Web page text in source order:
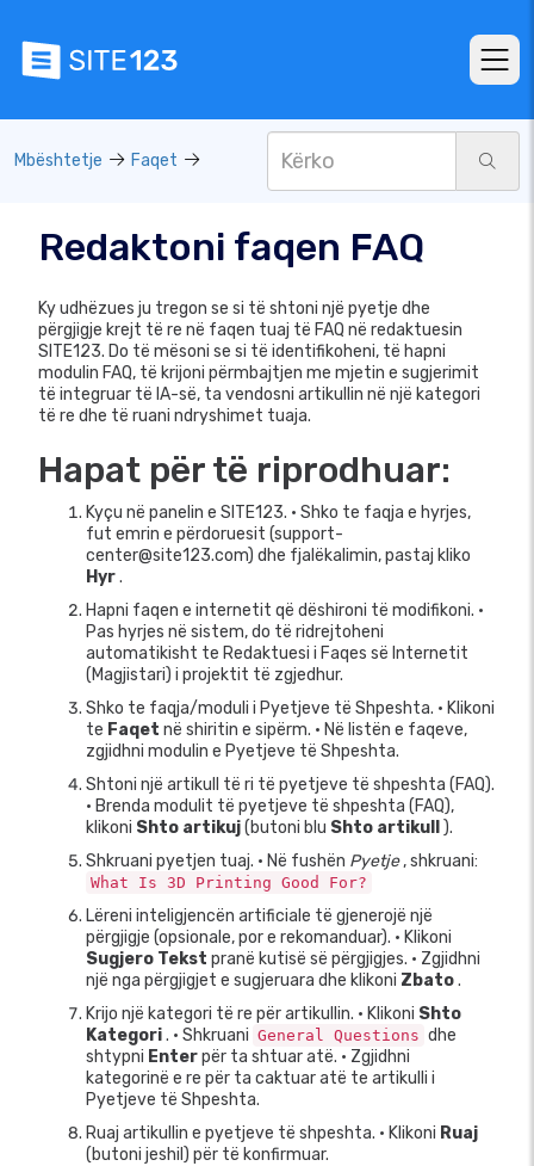
Mbështetje Faqet
Redaktoni faqen FAQ
Ky udhëzues ju tregon se si të shtoni një pyetje dhe
përgjigje krejt të re në faqen tuaj të FAQ në redaktuesin
SITE123. Do të mësoni se si të identifikoheni, të hapni
modulin FAQ, të krijoni përmbajtjen me mjetin e sugjerimit
të integruar të IA-së, ta vendosni artikullin në një kategori
të re dhe të ruani ndryshimet tuaja.
Hapat për të riprodhuar:
Kyçu në panelin e SITE123. • Shko te faqja e hyrjes,
fut emrin e përdoruesit (support-
center@site123.com) dhe fjalëkalimin, pastaj kliko
Hyr.
Hapni faqen e internetit që dëshironi të modifikoni. •
Pas hyrjes në sistem, do të ridrejtoheni
automatikisht te Redaktuesi i Faqes së Internetit
(Magjistari) i projektit të zgjedhur.
Shko te faqja/moduli i Pyetjeve të Shpeshta. • Klikoni
te Faqet në shiritin e sipërm. • Në listën e faqeve,
zgjidhni modulin e Pyetjeve të Shpeshta.
Shtoni një artikull të ri të pyetjeve të shpeshta (FAQ).
• Brenda modulit të pyetjeve të shpeshta (FAQ),
klikoni Shto artikuj(butoni blu Shto artikull
).
Shkruani pyetjen tuaj. • Në fushën Pyetje, shkruani:
What Is 3D Printing Good For?
Lëreni inteligjencën artificiale të gjenerojë një
përgjigje (opsionale, por e rekomanduar). • Klikoni
Sugjero Tekst pranë kutisë së përgjigjes. • Zgjidhni
një nga përgjigjet e sugjeruara dhe klikoni Zbato.
Krijo një kategori të re për artikullin. • Klikoni Shto
Kategori. • Shkruani General Questions dhe
shtypni Enterpër ta shtuar atë. • Zgjidhni
kategorinë e re për ta caktuar atë te artikulli i
Pyetjeve të Shpeshta.
Ruaj artikullin e pyetjeve të shpeshta. • Klikoni Ruaj
(butoni jeshil) për të konfirmuar.